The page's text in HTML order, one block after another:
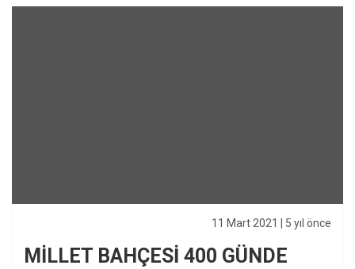
11 Mart 2021 | 5 yıl önce
MİLLET BAHÇESİ 400 GÜNDE